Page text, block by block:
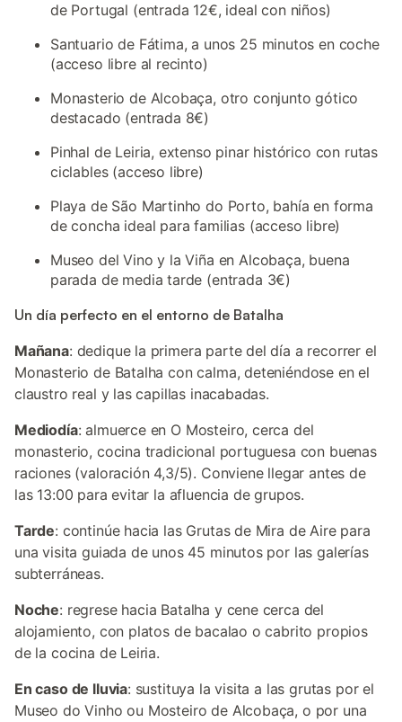
de Portugal (entrada 12€, ideal con niños)
Santuario de Fátima, a unos 25 minutos en coche
(acceso libre al recinto)
Monasterio de Alcobaça, otro conjunto gótico
destacado (entrada 8€)
Pinhal de Leiria, extenso pinar histórico con rutas
ciclables (acceso libre)
Playa de São Martinho do Porto, bahía en forma
de concha ideal para familias (acceso libre)
Museo del Vino y la Viña en Alcobaça, buena
parada de media tarde (entrada 3€)
Un día perfecto en el entorno de Batalha
Mañana: dedique la primera parte del día a recorrer el
Monasterio de Batalha con calma, deteniéndose en el
claustro real y las capillas inacabadas.
Mediodía: almuerce en O Mosteiro, cerca del
monasterio, cocina tradicional portuguesa con buenas
raciones (valoración 4,3/5). Conviene llegar antes de
las 13:00 para evitar la afluencia de grupos.
Tarde: continúe hacia las Grutas de Mira de Aire para
una visita guiada de unos 45 minutos por las galerías
subterráneas.
Noche: regrese hacia Batalha y cene cerca del
alojamiento, con platos de bacalao o cabrito propios
de la cocina de Leiria.
En caso de lluvia: sustituya la visita a las grutas por el
Museo do Vinho ou Mosteiro de Alcobaça, o por una